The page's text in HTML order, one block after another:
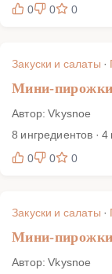
0
0 0
Закуски и салаты ·
Мини-пирожки
Автор: Vkysnoe
8 ингредиентов ·
0
0 0
Закуски и салаты ·
Мини-пирожки
Автор: Vkysnoe